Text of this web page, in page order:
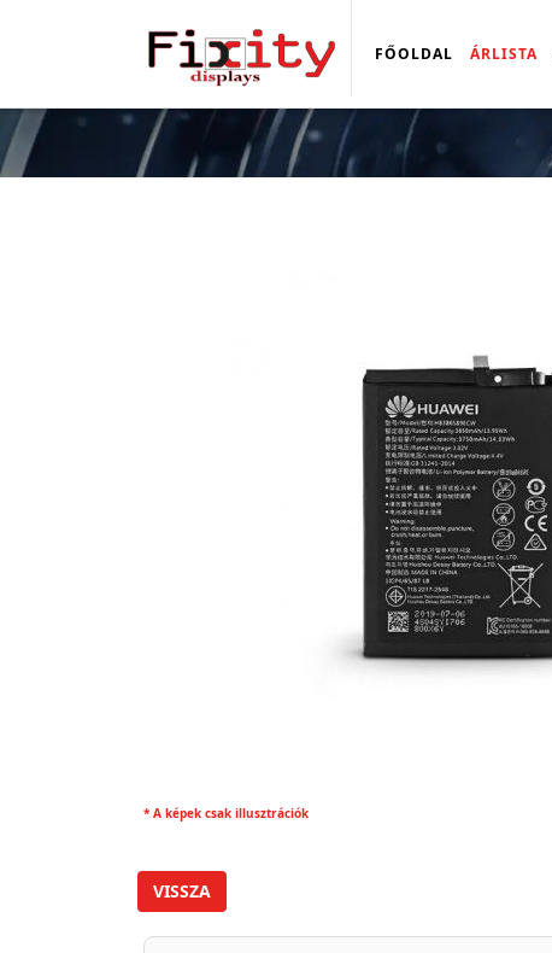
FŐOLDAL ÁRLISTA
* A képek csak illusztrációk
VISSZA